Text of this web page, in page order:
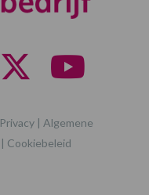
Privacy | Algemene
| Cookiebeleid